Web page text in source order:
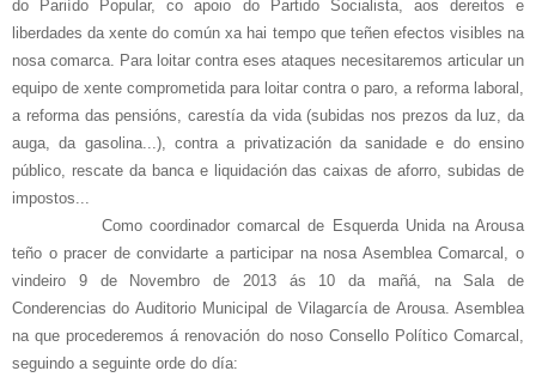
do Pariído Popular, co apoio do Partido Socialista, aos dereitos e
liberdades da xente do común xa hai tempo que teñen efectos visibles na
nosa comarca. Para loitar contra eses ataques necesitaremos articular un
equipo de xente comprometida para loitar contra o paro, a reforma laboral,
a reforma das pensións, carestía da vida (subidas nos prezos da luz, da
auga, da gasolina...), contra a privatización da sanidade e do ensino
público, rescate da banca e liquidación das caixas de aforro, subidas de
impostos...
Como coordinador comarcal de Esquerda Unida na Arousa
teño o pracer de convidarte a participar na nosa Asemblea Comarcal, o
vindeiro 9 de Novembro de 2013 ás 10 da mañá, na Sala de
Conderencias do Auditorio Municipal de Vilagarcía de Arousa. Asemblea
na que procederemos á renovación do noso Consello Político Comarcal,
seguindo a seguinte orde do día: